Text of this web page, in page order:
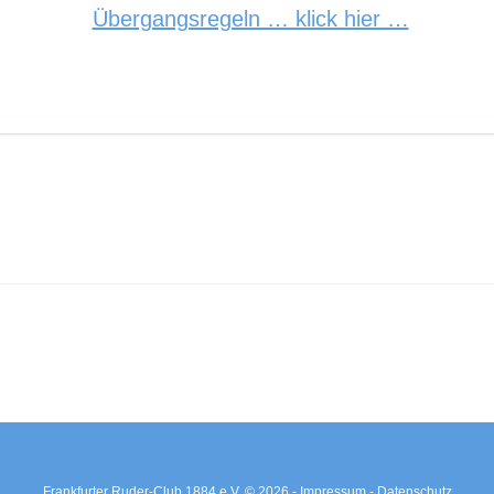
Übergangsregeln … klick hier …